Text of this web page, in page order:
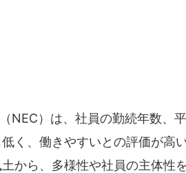
NEC）は、社員の勤続年数、
く、働きやすいとの評価が高
から、多様性や社員の主体性